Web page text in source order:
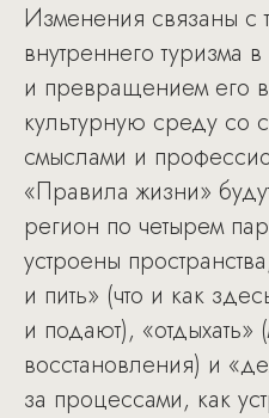
Изменения связаны с
внутреннего туризма
и превращением его
культурную среду со
смыслами и
«Правила жизни»
регион по четырем
устроены
и пить» (что и как
и подают),
восстановления) и
за процессами, как